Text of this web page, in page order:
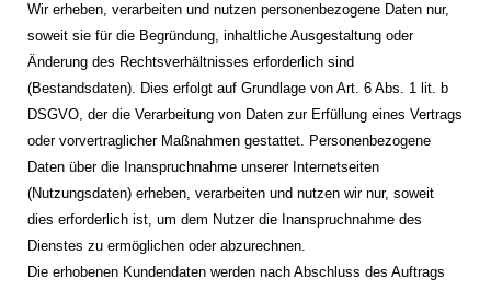
Wir erheben, verarbeiten und nutzen personenbezogene Daten nur,
soweit sie für die Begründung, inhaltliche Ausgestaltung oder
Änderung des Rechtsverhältnisses erforderlich sind
(Bestandsdaten). Dies erfolgt auf Grundlage von Art. 6 Abs. 1 lit. b
DSGVO, der die Verarbeitung von Daten zur Erfüllung eines Vertrags
oder vorvertraglicher Maßnahmen gestattet. Personenbezogene
Daten über die Inanspruchnahme unserer Internetseiten
(Nutzungsdaten) erheben, verarbeiten und nutzen wir nur, soweit
dies erforderlich ist, um dem Nutzer die Inanspruchnahme des
Dienstes zu ermöglichen oder abzurechnen.
Die erhobenen Kundendaten werden nach Abschluss des Auftrags